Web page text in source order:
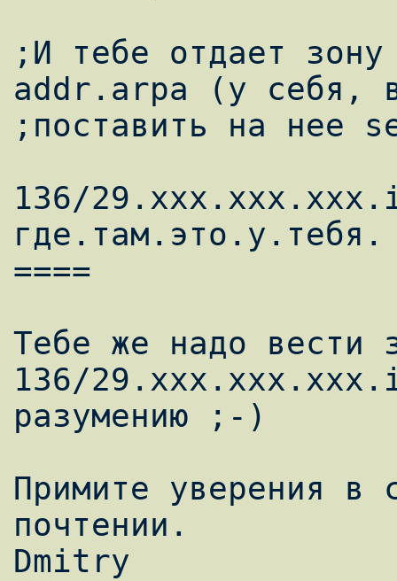
;И тебе отдает
addr.arpa (у себя,
;поставить на нее
136/
где.там.это.у.тебя.
====
Тебе же надо вести
136/
разумению ;-)
Примите уверения в
почтении.
Dmitry